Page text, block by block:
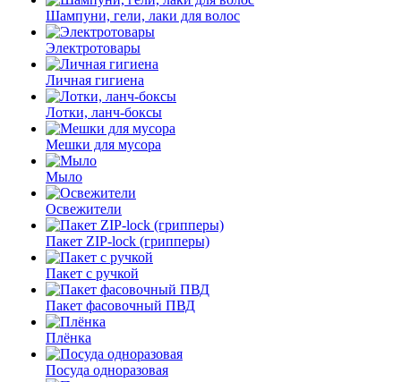
Шампуни, гели, лаки для волос
Электротовары
Личная гигиена
Лотки, ланч-боксы
Мешки для мусора
Мыло
Освежители
Пакет ZIP-lock (грипперы)
Пакет с ручкой
Пакет фасовочный ПВД
Плёнка
Посуда одноразовая